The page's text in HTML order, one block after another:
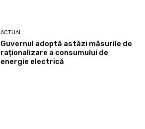
ACTUAL
Guvernul adoptă astăzi măsurile de
raționalizare a consumului de
energie electrică